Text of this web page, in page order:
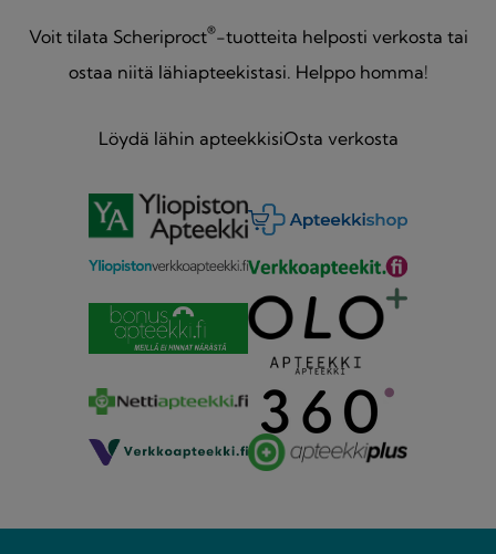
Voit tilata Scheriproct®-tuotteita helposti verkosta tai
ostaa niitä lähiapteekistasi. Helppo homma!
Löydä lähin apteekkisiOsta verkosta